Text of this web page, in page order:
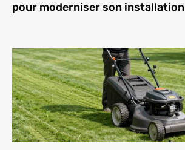
pour moderniser son installation